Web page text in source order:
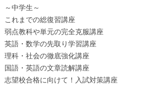
～中学生～
これまでの総復習講座
弱点教科や単元の完全克服講座
英語・数学の先取り学習講座
理科・社会の徹底強化講座
国語・英語の文章読解講座
志望校合格に向けて！入試対策講座